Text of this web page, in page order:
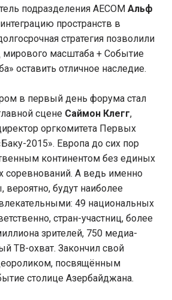
подразделения AECOM Альф
пространств в
стратегия позволили
мирового масштаба + Событие
оставить отличное наследие.
в первый день форума стал
сцене Саймон Клегг,
оргкомитета Первых
2015». Европа до сих пор
континентом без единых
соревнований. А ведь именно
вероятно, будут наиболее
49 национальных
стран-участниц, более
зрителей, 750 медиа-
ТВ-охват. Закончил свой
посвящённым
столице Азербайджана.